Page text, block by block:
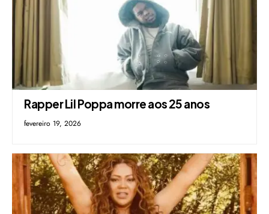
Rapper Lil Poppa morre aos 25 anos
fevereiro 19, 2026